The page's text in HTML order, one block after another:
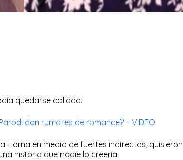
quedarse callada.
dan rumores de romance? – VIDEO
Horna en medio de fuertes indirectas, quisieron
historia que nadie lo creería.